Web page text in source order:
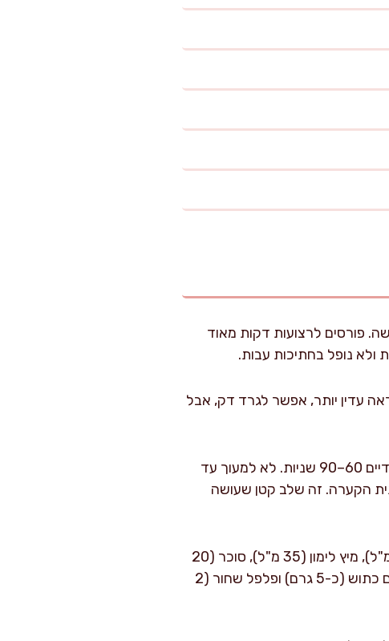
הליבה הקשה. פורסים לרצועות דקות מאוד
עדין יותר, אפשר לגרד דק, אבל
ממליחים ומעסים: שמים את הכרוב בקערה גדולה מאוד, מפזרים 8 גרם מלח ומעסים בידיים 60–90 שניות. לא למעוך עד
הקערה. זה שלב קטן שעושה
מערבבים תיבול בקערית: בקערה קטנה טורפים עם מטרפה או מזלג חומץ תפוחים (25 מ"ל), מיץ לימון (35 מ"ל), סוכר (20
גרם) ודבש או סילאן (15 גרם) עד שהגרגרים כמעט נמסים. מוסיפים חרדל (8 גרם), שום כתוש (כ-5 גרם) ופלפל שחור (2